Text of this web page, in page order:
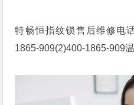
特畅恒指纹锁售后维修电
1865-909(2)400-1865-909